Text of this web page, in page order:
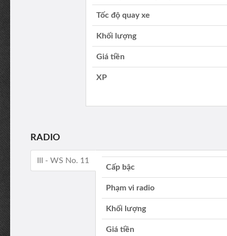
Tốc độ quay xe
Khối lượng
Giá tiền
XP
RADIO
III - WS No. 11
Cấp bậc
Phạm vi radio
Khối lượng
Giá tiền